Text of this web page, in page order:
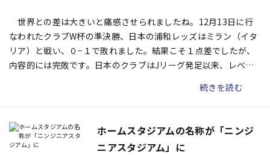
世界との差は大きいと痛感させられましたね。12月13日に行
なわれたクラブW杯の準決勝、日本の浦和レッズはミラン（イタ
リア）と戦い、０−１で敗れました。結果こそ１点差でしたが、
内容的には完敗です。日本のクラブはJリーグ発足以来、レベル
続きを読む
ホームスタジアムの名称が「ニンジ
ニアスタジアム」に